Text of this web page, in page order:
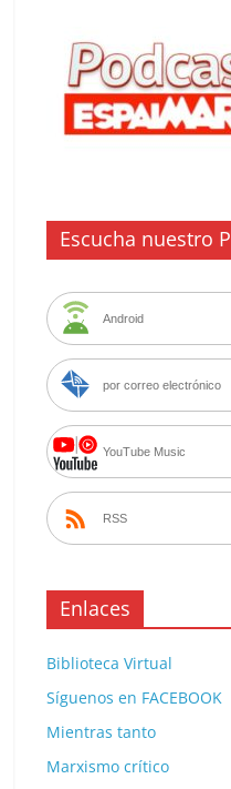
Escucha nuestro
Android
por correo electrónico
YouTube Music
RSS
Enlaces
Biblioteca Virtual
Síguenos en FACEBOOK
Mientras tanto
Marxismo crítico